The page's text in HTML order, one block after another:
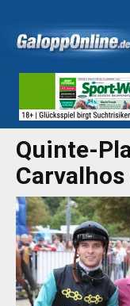
Quinte-